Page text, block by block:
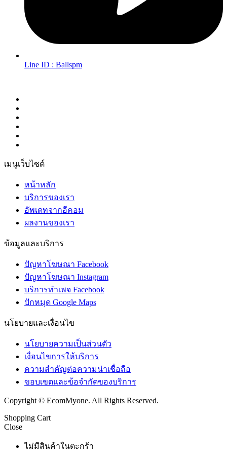
Line ID : Ballspm
เมนูเว็บไซต์
หน้าหลัก
บริการของเรา
อัพเดทจากอีคอม
ผลงานของเรา
ข้อมูลและบริการ
ปัญหาโฆษณา Facebook
ปัญหาโฆษณา Instagram
บริการทำเพจ Facebook
ปักหมุด Google Maps
นโยบายและเงื่อนไข
นโยบายความเป็นส่วนตัว
เงื่อนไขการให้บริการ
ความสำคัญต่อความน่าเชื่อถือ
ขอบเขตและข้อจำกัดของบริการ
Copyright © EcomMyone. All Rights Reserved.
Shopping Cart
Close
ไม่มีสินค้าในตะกร้า